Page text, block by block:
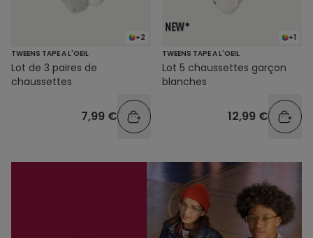
+2
TWEENS TAPE A L'OEIL
Lot de 3 paires de
chaussettes
7,99 €
+1
TWEENS TAPE A L'OEIL
Lot 5 chaussettes garçon
blanches
12,99 €